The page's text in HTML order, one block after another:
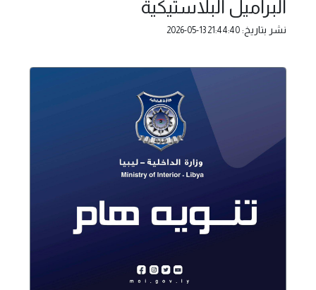
البراميل البلاستيكية
نشر بتاريخ: 2026-05-13 21:44:40